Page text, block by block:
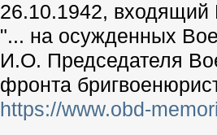
26.10.1942,
"... на осужденных
И.О. Председателя
фронта
https://www.obd-